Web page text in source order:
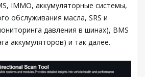
IMMO, аккумуляторные системы,
обслуживания масла, SRS и
давления в шинах), BMS
аккумуляторов) и так далее.